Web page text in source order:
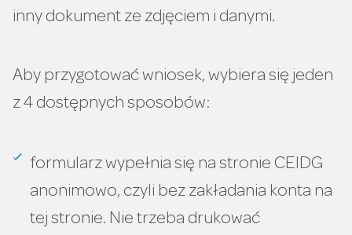
inny dokument ze zdjęciem i danymi.
Aby przygotować wniosek, wybiera się jeden
z 4 dostępnych sposobów:
formularz wypełnia się na stronie CEIDG
anonimowo, czyli bez zakładania konta na
tej stronie. Nie trzeba drukować